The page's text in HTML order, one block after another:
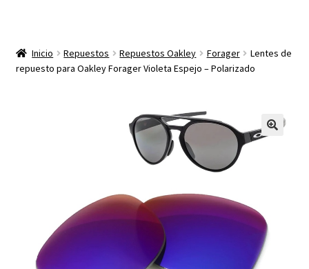
Inicio Repuestos Repuestos Oakley Forager
Lentes de
repuesto para Oakley Forager Violeta Espejo – Polarizado